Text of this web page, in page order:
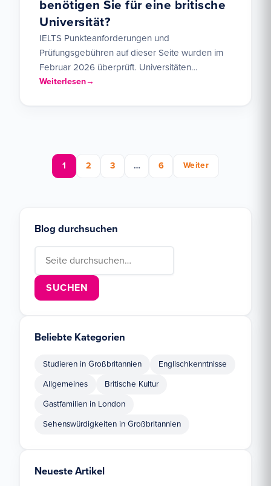
benötigen Sie für eine britische
Universität?
IELTS Punkteanforderungen und
Prüfungsgebühren auf dieser Seite wurden im
Februar 2026 überprüft. Universitäten
aktualisieren ihre Zulassungsvoraussetzungen
Weiterlesen
1 2 3 … 6 Weiter
Blog durchsuchen
Beliebte Kategorien
Studieren in Großbritannien Englischkenntnisse
Allgemeines Britische Kultur
Gastfamilien in London
Sehenswürdigkeiten in Großbritannien
Neueste Artikel